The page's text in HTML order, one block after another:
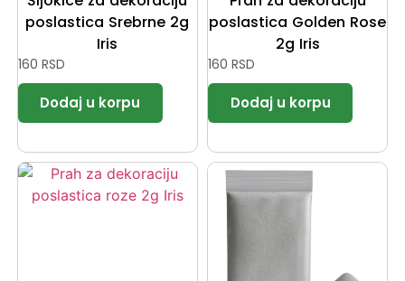
poslastica Srebrne 2g
Iris
160 RSD
poslastica Golden Rose
2g Iris
160 RSD